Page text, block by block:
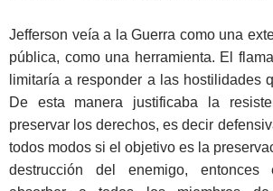
Jefferson veía a la Guerra como una
pública, como una herramienta. El
limitaría a responder a las hostilidades
De esta manera justificaba la
preservar los derechos, es decir
todos modos si el objetivo es la
destrucción del enemigo, entonces